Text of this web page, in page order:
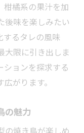
を祝う方法
る居酒屋のポ
な居酒屋を再
を探る
を伝える居酒
柑橘系の果汁を加
後味を楽しみたい
するタレの風味
大限に引き出しま
ションを探求する
がります。
の魅力
の焼き鳥が楽しめ